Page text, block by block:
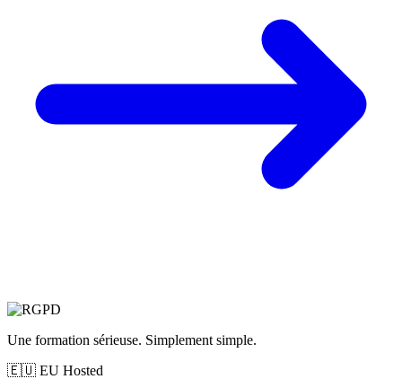
Une formation sérieuse. Simplement simple.
🇪🇺 EU Hosted